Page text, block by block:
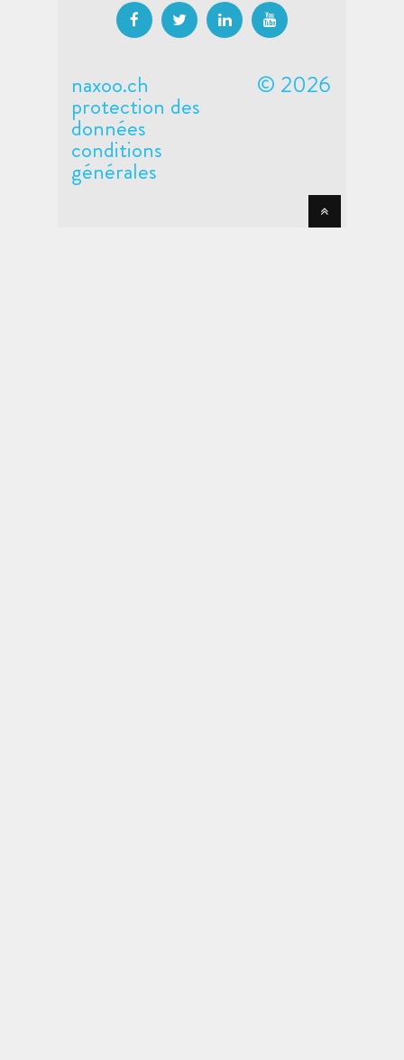
naxoo.ch
protection des
données
conditions
générales
© 2026